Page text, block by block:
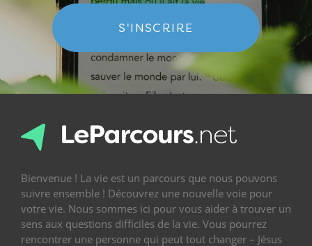
S'INSCRIRE
Bienvenue ! La vie est un parcours que nous pouvons
suivre ensemble ! Découvrez une nouvelle voie pour
votre vie. Nous sommes ici pour vous aider à trouver un
sens aux questions difficiles de la vie. Vous pourrez
rencontrer une personne qui peut tout changer – Jésus